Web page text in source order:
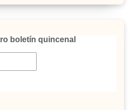
boletín quincenal